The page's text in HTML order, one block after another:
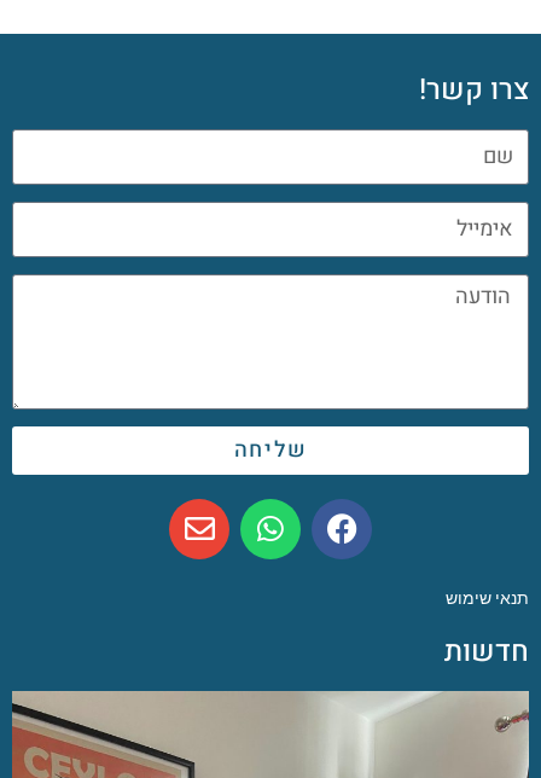
צרו קשר!
שליחה
תנאי שימוש
חדשות